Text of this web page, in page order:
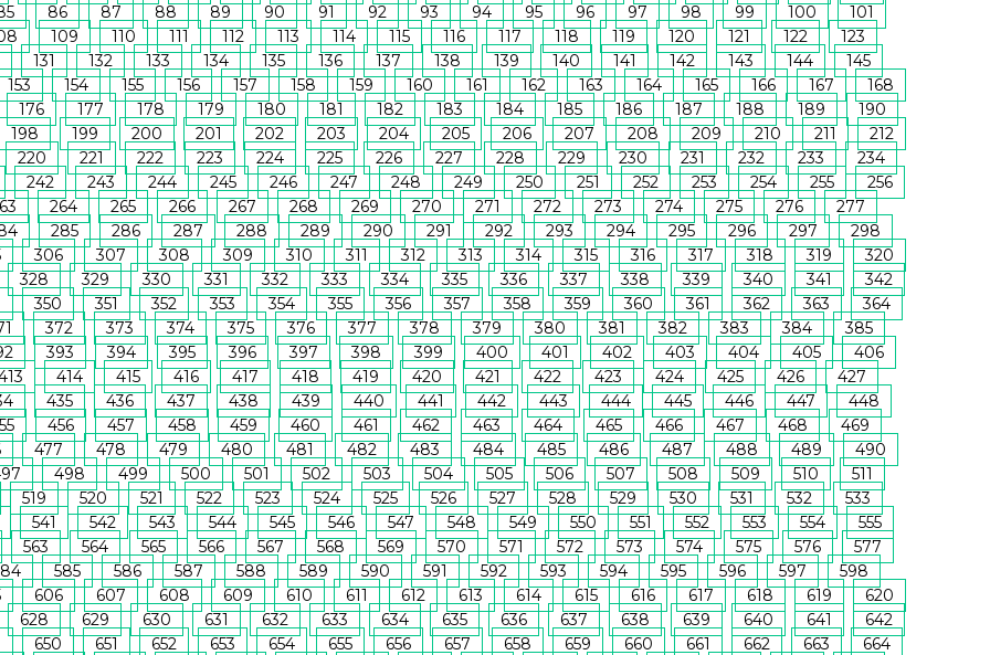
86 87 88 89 90 91 92 93 94 95 96 97 98 99 100
101
109 110 111 112 113 114 115 116 117 118 119 120 121 122
123
131
132 133 134 135 136 137 138 139 140 141 142 143 144
145
153
154 155 156 157 158 159 160 161 162 163 164 165 166 167
168
176
177 178 179 180 181 182 183 184 185 186 187 188 189
190
198
199 200 201 202 203 204 205 206 207 208 209 210 211
212
220
221 222 223 224 225 226 227 228 229 230 231 232 233
234
242
243 244 245 246 247 248 249 250 251 252 253 254 255
256
264 265 266 267 268 269 270 271 272 273 274 275 276
277
285 286 287 288 289 290 291 292 293 294 295 296 297
298
306 307 308 309 310 311 312 313 314 315 316 317 318 319
320
328
329 330 331 332 333 334 335 336 337 338 339 340 341
342
350 351 352 353 354 355 356 357 358 359 360 361 362 363
364
372 373 374 375 376 377 378 379 380 381 382 383 384
385
393 394 395 396 397 398 399 400 401 402 403 404 405
406
414 415 416 417 418 419 420 421 422 423 424 425 426
427
435 436 437 438 439 440 441 442 443 444 445 446 447
448
456 457 458 459 460 461 462 463 464 465 466 467 468
469
477 478 479 480 481 482 483 484 485 486 487 488 489
490
498 499 500 501 502 503 504 505 506 507 508 509 510
511
519
520 521 522 523 524 525 526 527 528 529 530 531 532
533
541
542 543 544 545 546 547 548 549 550 551 552 553 554
555
563
564 565 566 567 568 569 570 571 572 573 574 575 576
577
585 586 587 588 589 590 591 592 593 594 595 596 597
598
606 607 608 609 610 611 612 613 614 615 616 617 618 619
620
628
629 630 631 632 633 634 635 636 637 638 639 640 641
642
650 651 652 653 654 655 656 657 658 659 660 661 662 663
664